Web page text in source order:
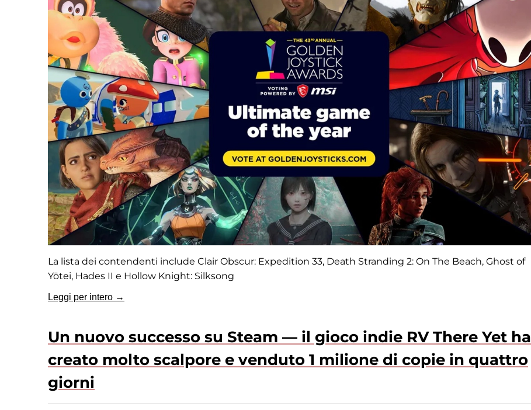
La lista dei contendenti include Clair Obscur: Expedition 33, Death Stranding 2: On The Beach, Ghost of
Yōtei, Hades II e Hollow Knight: Silksong
Leggi per intero →
Un nuovo successo su Steam — il gioco indie RV There Yet ha
creato molto scalpore e venduto 1 milione di copie in quattro
giorni